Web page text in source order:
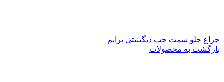
چراغ جلو سمت چپ دیگینیتی پرایم
بازگشت به محصولات